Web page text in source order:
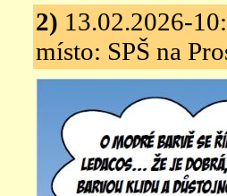
2) 13.02.2026-
místo: SPŠ na